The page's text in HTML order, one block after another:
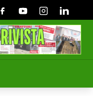
FacebookYoutubeInstagramLinkedin